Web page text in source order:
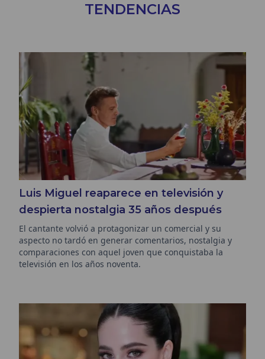
TENDENCIAS
Luis Miguel reaparece en televisión y
despierta nostalgia 35 años después
El cantante volvió a protagonizar un comercial y su
aspecto no tardó en generar comentarios, nostalgia y
comparaciones con aquel joven que conquistaba la
televisión en los años noventa.